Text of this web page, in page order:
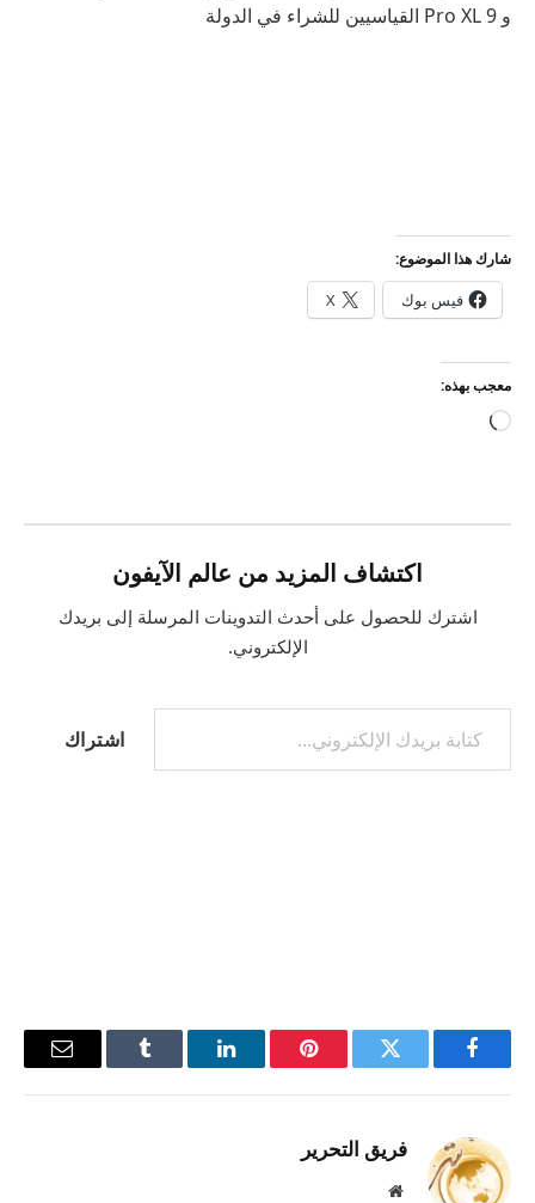
و 9 Pro XL القياسيين للشراء في الدولة
شارك هذا الموضوع:
فيس بوك X
معجب بهذه:
جاري
اكتشاف المزيد من عالم الآيفون
اشترك للحصول على أحدث التدوينات المرسلة إلى بريدك
الإلكتروني.
كتابة بريدك الإلكتروني...
اشتراك
فيسبوك تويتر بينتيريستلينكدإن Tumblr
البريد
فريق التحرير
موقع